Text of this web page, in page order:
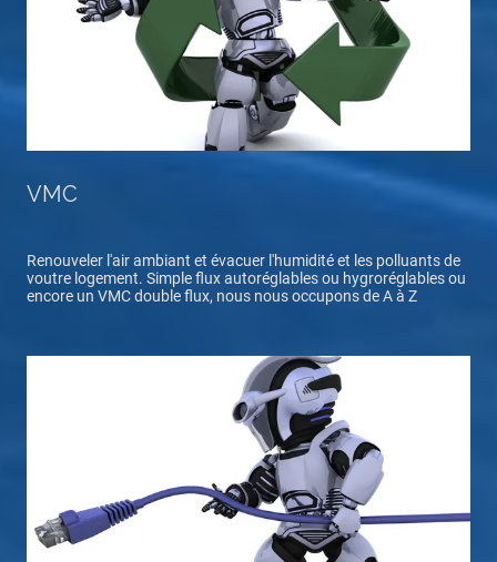
VMC
Renouveler l'air ambiant et évacuer l'humidité et les polluants de
voutre logement. Simple flux autoréglables ou hygroréglables ou
encore un VMC double flux, nous nous occupons de A à Z